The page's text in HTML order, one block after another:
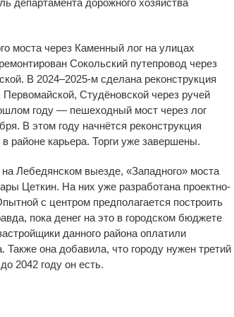
департамента дорожного хозяйства
моста через Каменный лог на улицах
Сокольский путепровод через
В 2024–2025-м сделана реконструкция
Студёновской через ручей
году — пешеходный мост через лог
В этом году начнётся реконструкция
в районе карьера. Торги уже завершены.
на Лебедянском выезде, «Западного» моста
Цеткин. На них уже разработана проектно-
с центром предполагается построить
пока денег на это в городском бюджете
данного района оплатили
Также она добавила, что городу нужен третий
2042 году он есть.